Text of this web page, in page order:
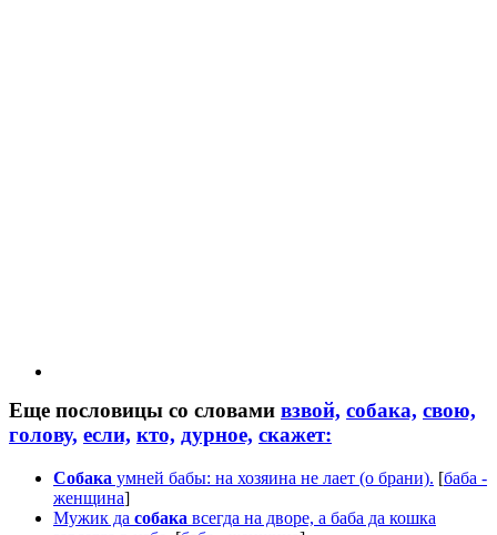
Еще пословицы со словами взвой, собака, свою,
голову, если, кто, дурное, скажет:
Собака умней бабы: на хозяина не лает (о брани). [баба -
женщина]
Мужик да собака всегда на дворе, а баба да кошка